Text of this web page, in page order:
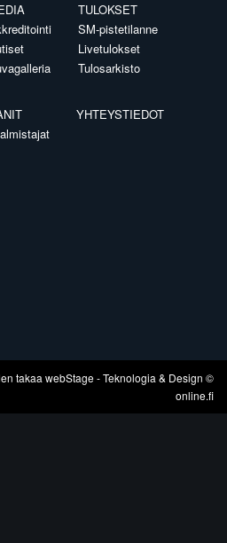
TULOKSET
SM-pistetilanne
Livetulokset
Tulosarkisto
YHTEYSTIEDOT
takaawebStage- Teknologia & Design ©
online.fi